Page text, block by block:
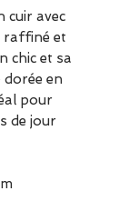
cuir avec
raffiné et
chic et sa
dorée en
pour
de jour